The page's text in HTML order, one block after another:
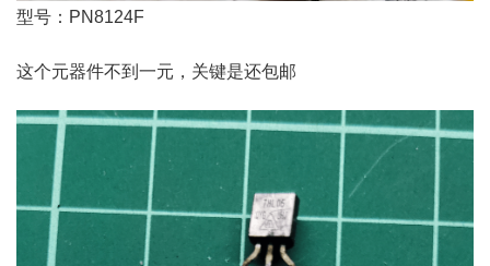
型号：PN8124F
这个元器件不到一元，关键是还包邮